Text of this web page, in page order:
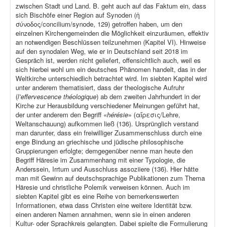
zwischen Stadt und Land. B. geht auch auf das Faktum ein, dass
sich Bischöfe einer Region auf Synoden (ἡ
σύνοδος/concilium/synode, 129) getroffen haben, um den
einzelnen Kirchengemeinden die Möglichkeit einzuräumen, effektiv
an notwendigen Beschlüssen teilzunehmen (Kapitel VI). Hinweise
auf den synodalen Weg, wie er in Deutschland seit 2018 im
Gespräch ist, werden nicht geliefert, offensichtlich auch, weil es
sich hierbei wohl um ein deutsches Phänomen handelt, das in der
Weltkirche unterschiedlich betrachtet wird. Im siebten Kapitel wird
unter anderem thematisiert, dass der theologische Aufruhr
(l’effervescence théologique) ab dem zweiten Jahrhundert in der
Kirche zur Herausbildung verschiedener Meinungen geführt hat,
der unter anderem den Begriff «hérésie» (αἵρεσις/Lehre,
Weltanschauung) aufkommen ließ (136). Ursprünglich verstand
man darunter, dass ein freiwilliger Zusammenschluss durch eine
enge Bindung an griechische und jüdische philosophische
Gruppierungen erfolgte; demgegenüber nenne man heute den
Begriff Häresie im Zusammenhang mit einer Typologie, die
Anderssein, Irrtum und Ausschluss assoziiere (136). Hier hätte
man mit Gewinn auf deutschsprachige Publikationen zum Thema
Häresie und christliche Polemik verweisen können. Auch im
siebten Kapitel gibt es eine Reihe von bemerkenswerten
Informationen, etwa dass Christen eine weitere Identität bzw.
einen anderen Namen annahmen, wenn sie in einen anderen
Kultur- oder Sprachkreis gelangten. Dabei spielte die Formulierung